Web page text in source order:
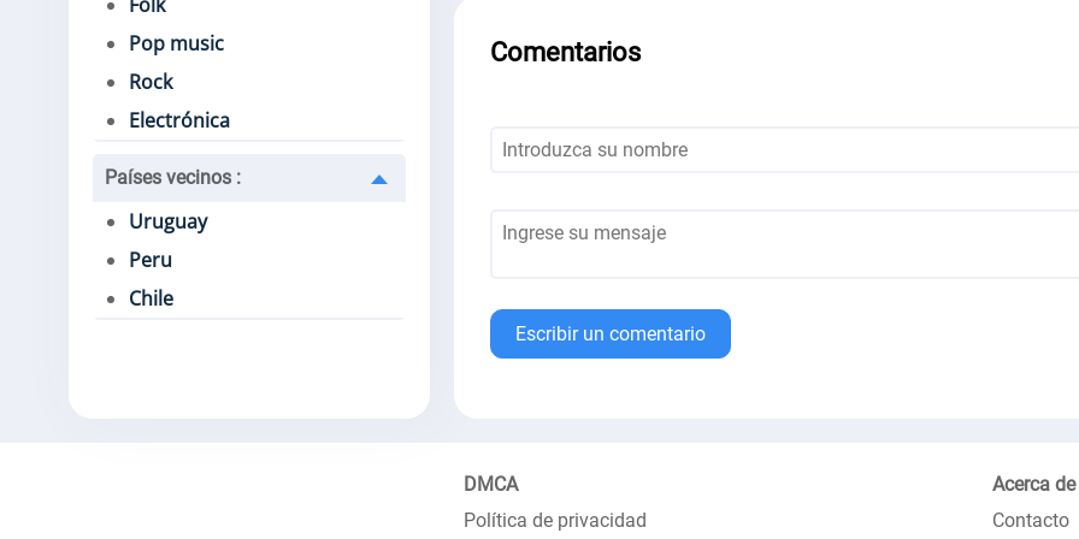
Pop music
Rock
Electrónica
Países vecinos :
Uruguay
Peru
Chile
Comentarios
Escribir un comentario
DMCA
Política de privacidad
Acerca
Contacto